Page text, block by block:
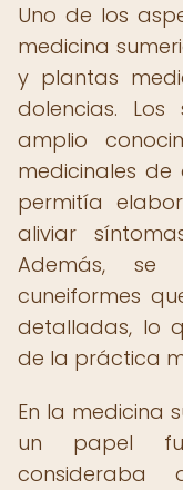
Uno de los
medicina
y plantas
dolencias.
amplio
medicinales de
permitía
aliviar
Además, se
cuneiformes
detalladas, lo
de la práctica
En la medicina
un papel